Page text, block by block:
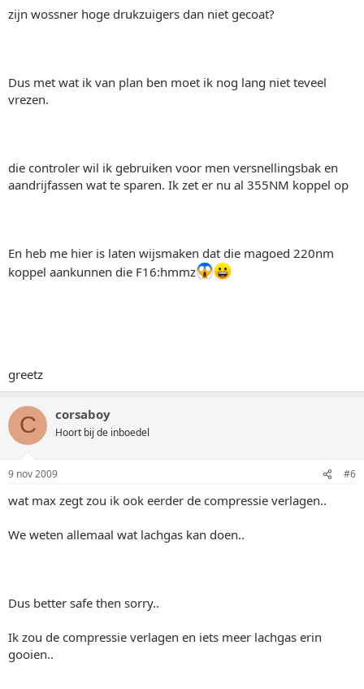
zijn wossner hoge drukzuigers dan niet gecoat?
Dus met wat ik van plan ben moet ik nog lang niet teveel
vrezen.
die controler wil ik gebruiken voor men versnellingsbak en
aandrijfassen wat te sparen. Ik zet er nu al 355NM koppel op
En heb me hier is laten wijsmaken dat die magoed 220nm
koppel aankunnen die F16:hmmz
greetz
C corsaboy
Hoort bij de inboedel
9 nov 2009 #6
wat max zegt zou ik ook eerder de compressie verlagen..
We weten allemaal wat lachgas kan doen..
Dus better safe then sorry..
Ik zou de compressie verlagen en iets meer lachgas erin
gooien..